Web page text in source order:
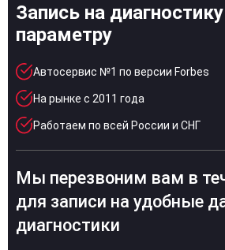
Запись на
параметру
Автосервис №1 по версии Forbes
На рынке с 2011 года
Работаем по всей России и СНГ
Мы перезвоним вам в
для записи на удобные
диагностики